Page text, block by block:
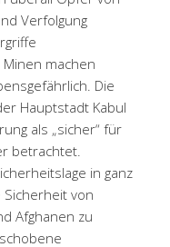
Verfolgung
machen
Die
Hauptstadt Kabul
als „sicher“ für
betrachtet.
in ganz
Sicherheit von
Afghanen zu